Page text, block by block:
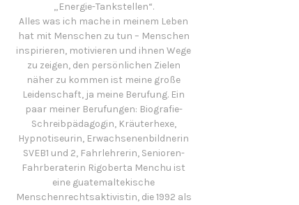
„Energie-Tankstellen“.
Alles was ich mache in meinem Leben
hat mit Menschen zu tun – Menschen
inspirieren, motivieren und ihnen Wege
zu zeigen, den persönlichen Zielen
näher zu kommen ist meine große
Leidenschaft, ja meine Berufung. Ein
paar meiner Berufungen: Biografie-
Schreibpädagogin, Kräuterhexe,
Hypnotiseurin, Erwachsenenbildnerin
SVEB1 und 2, Fahrlehrerin, Senioren-
Fahrberaterin Rigoberta Menchu ist
eine guatemaltekische
Menschenrechtsaktivistin, die 1992 als